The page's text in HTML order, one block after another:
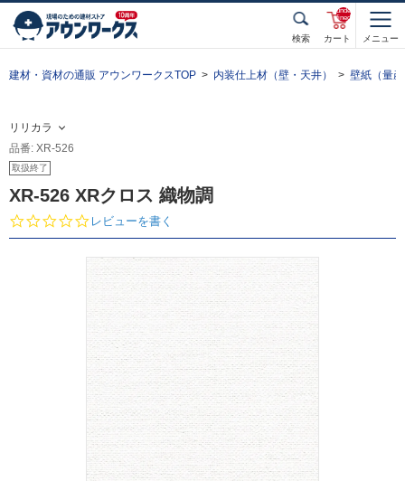
検索 カート
unde
fined
メニュー
建材・資材の通販 アウンワークスTOP 内装仕上材（壁・天井） 壁紙（量
リリカラ
品番: XR-526
取扱終了
XR-526 XRクロス 織物調
0.
0
t
i
g
レビューを書く